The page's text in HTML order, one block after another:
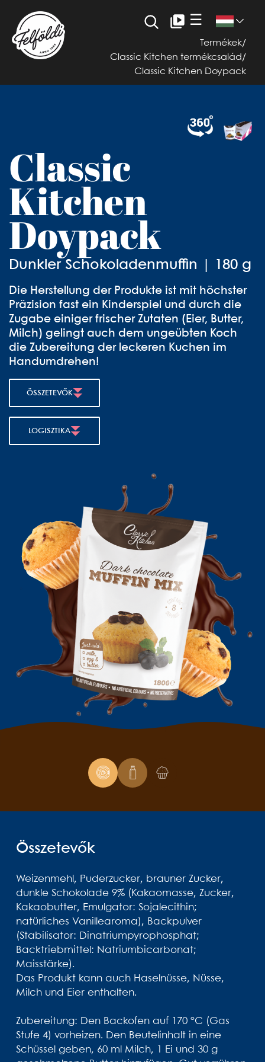
☰
Termékek/
Classic Kitchen termékcsalád /
Classic Kitchen Doypack
Classic
Kitchen
Doypack
Dunkler Schokoladenmuffin | 180 g
Die Herstellung der Produkte ist mit höchster
Präzision fast ein Kinderspiel und durch die
Zugabe einiger frischer Zutaten (Eier, Butter,
Milch) gelingt auch dem ungeübten Koch
die Zubereitung der leckeren Kuchen im
Handumdrehen!
ÖSSZETEVŐK
LOGISZTIKA
Összetevők
Weizenmehl, Puderzucker, brauner Zucker,
dunkle Schokolade 9% (Kakaomasse, Zucker,
Kakaobutter, Emulgator: Sojalecithin;
natürliches Vanillearoma), Backpulver
(Stabilisator: Dinatriumpyrophosphat;
Backtriebmittel: Natriumbicarbonat;
Maisstärke).
Das Produkt kann auch Haselnüsse, Nüsse,
Milch und Eier enthalten.
Zubereitung: Den Backofen auf 170 °C (Gas
Stufe 4) vorheizen. Den Beutelinhalt in eine
Schüssel geben, 60 ml Milch, 1 Ei und 30 g